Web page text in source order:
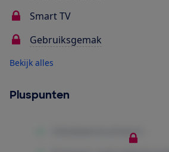
Smart TV
Gebruiksgemak
Bekijk alles
Pluspunten